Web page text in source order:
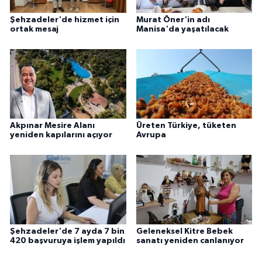
Şehzadeler'de hizmet için
ortak mesaj
Murat Öner'in adı
Manisa'da yaşatılacak
Akpınar Mesire Alanı
yeniden kapılarını açıyor
Üreten Türkiye, tüketen
Avrupa
Şehzadeler'de 7 ayda 7 bin
420 başvuruya işlem yapıldı
Geleneksel Kitre Bebek
sanatı yeniden canlanıyor